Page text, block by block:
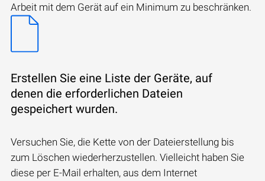
Arbeit mit dem Gerät auf ein Minimum zu beschränken.
Erstellen Sie eine Liste der Geräte, auf
denen die erforderlichen Dateien
gespeichert wurden.
Versuchen Sie, die Kette von der Dateierstellung bis
zum Löschen wiederherzustellen. Vielleicht haben Sie
diese per E-Mail erhalten, aus dem Internet